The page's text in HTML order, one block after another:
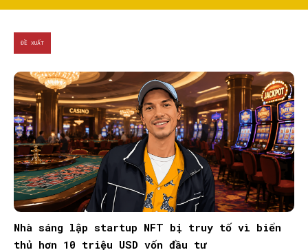
ĐỀ XUẤT
Nhà sáng lập startup NFT bị truy tố vì biển
thủ hơn 10 triệu USD vốn đầu tư